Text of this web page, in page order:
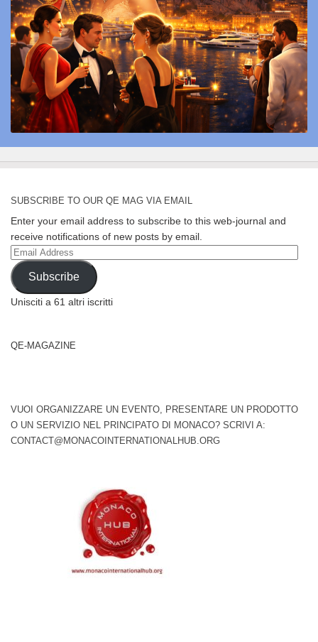
SUBSCRIBE TO OUR QE MAG VIA EMAIL
Enter your email address to subscribe to this web-journal and
receive notifications of new posts by email.
Email
Address
Subscribe
Unisciti a 61 altri iscritti
QE-MAGAZINE
VUOI ORGANIZZARE UN EVENTO, PRESENTARE UN PRODOTTO
O UN SERVIZIO NEL PRINCIPATO DI MONACO? SCRIVI A:
CONTACT@MONACOINTERNATIONALHUB.ORG